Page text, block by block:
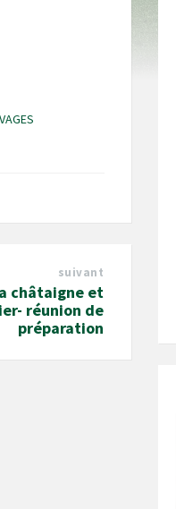
suivant
châtaigne et
réunion de
préparation